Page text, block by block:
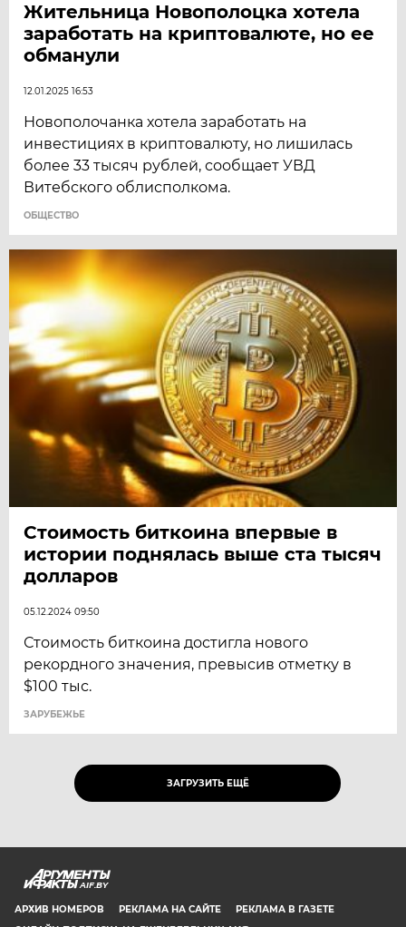
Жительница Новополоцка хотела
заработать на криптовалюте, но ее
обманули
12.01.2025 16:53
Новополочанка хотела заработать на
инвестициях в криптовалюту, но лишилась
более 33 тысяч рублей, сообщает УВД
Витебского облисполкома.
ОБЩЕСТВО
Стоимость биткоина впервые в
истории поднялась выше ста тысяч
долларов
05.12.2024 09:50
Стоимость биткоина достигла нового
рекордного значения, превысив отметку в
$100 тыс.
ЗАРУБЕЖЬЕ
ЗАГРУЗИТЬ ЕЩЁ
AIF.BY
АРХИВ НОМЕРОВ РЕКЛАМА НА САЙТЕ
РЕКЛАМА В ГАЗЕТЕ